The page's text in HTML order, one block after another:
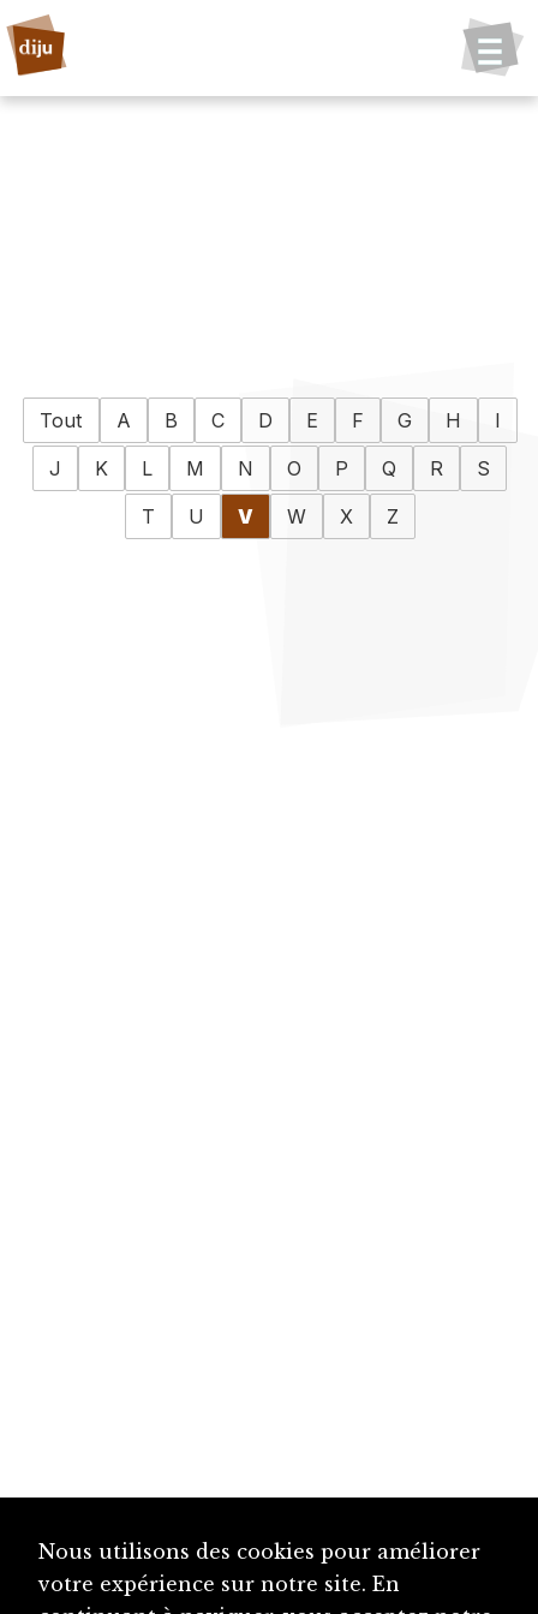
Tout A B C D E F G H
I
J
K L M N O P Q R
S
T
U V W X Z
Nous utilisons des cookies pour améliorer
votre expérience sur notre site. En